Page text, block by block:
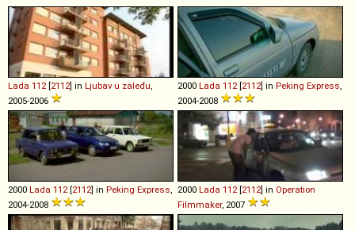
Lada 112 [2112] in Ljubav u zaleđu
2005-2006
2000 Lada 112 [2112] in Peking Express
2004-2008
2000 Lada 112 [2112] in Peking Express
2004-2008
2000 Lada 112 [2112] in Operation
Filmmaker, 2007